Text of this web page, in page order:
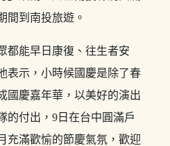
間到南投旅遊。
都能早日康復、往生者安
表示，小時候國慶是除了春
國慶嘉年華，以美好的演出
的付出，9日在台中圓滿戶
充滿歡愉的節慶氣氛，歡迎